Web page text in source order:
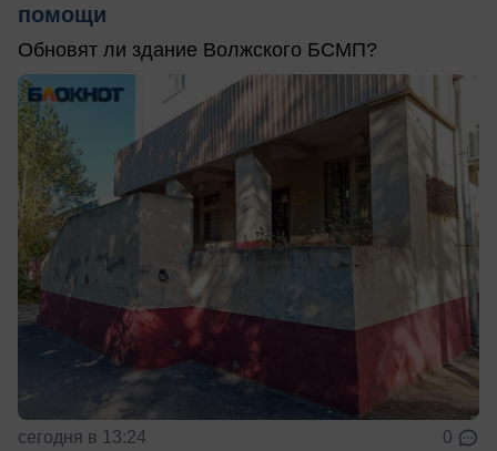
помощи
Обновят ли здание Волжского БСМП?
сегодня в 13:24 0